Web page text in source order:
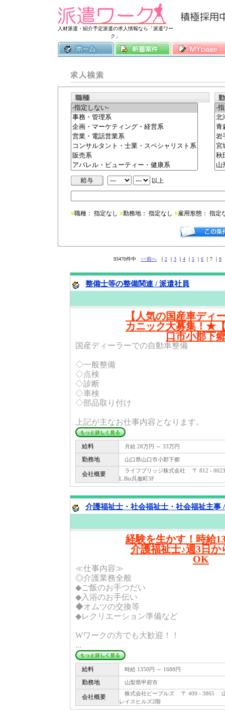
人材派遣・紹介予定派遣の求人情報なら「派遣ワー
ク」
常時3500件以
以上
■職種： 指定なし ■勤務地： 指定なし ■雇用形態： 指定
93470件中 <<前へ ｜ 2 ｜ 3 ｜ 4 ｜ 5 ｜ 6 ｜7 ｜ 8
整備士等の整備関連 / 派遣社員
【人気の国産車ディ
カニック大募集！★
口市小郡下
国産ディーラーでの自動車整備
◇一般整備
◇点検
◇診断
◇車検
◇部品取り付け
上記が主なお仕事内容となります。
給料 月給 28万円 ～ 33万円
勤務地 山口県山口市小郡下郷
会社概要
ライフブリッジ株式会社 〒 812 -
L.Biz呉服町3F
介護福祉士・社会福祉士・社会福祉主事
経験を生かす！時給
介護福祉士♪週3日か
OK
≪仕事内容≫
◎介護業務全般
◆ご飯のお手つだい
◆入浴のお手伝い
◆オムツの交換等
◆レクリエーション準備など
Wワークの方でも大歓迎！！
...
給料 時給 1350円 ～ 1688円
勤務地 山梨県甲府市
会社概要
株式会社ピープルズ 〒 409 - 3865 山
レイスヒルズ2階